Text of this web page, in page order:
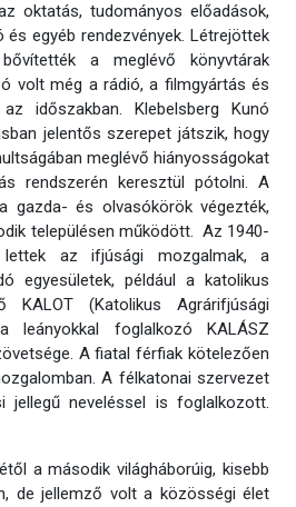
oktatás, tudományos előadások,
egyéb rendezvények. Létrejöttek
a meglévő könyvtárak
volt még a rádió, a filmgyártás és
időszakban. Klebelsberg Kunó
jelentős szerepet játszik, hogy
meglévő hiányosságokat
rendszerén keresztül pótolni. A
gazda- és olvasókörök végezték,
településen működött. Az 1940-
az ifjúsági mozgalmak, a
egyesületek, például a katolikus
KALOT (Katolikus Agrárifjúsági
leányokkal foglalkozó KALÁSZ
A fiatal férfiak kötelezően
A félkatonai szervezet
jellegű neveléssel is foglalkozott.
a második világháborúig, kisebb
de jellemző volt a közösségi élet